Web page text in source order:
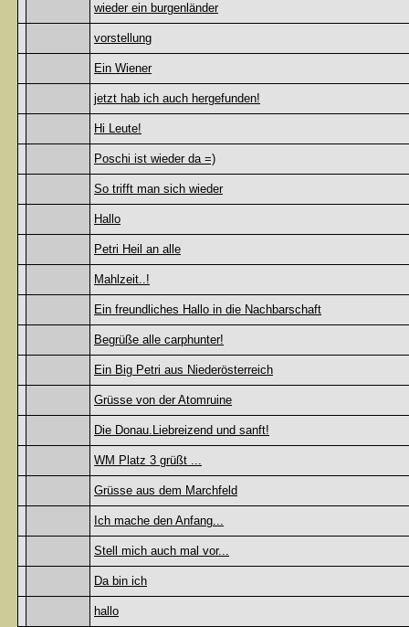
wieder ein burgenländer
vorstellung
Ein Wiener
jetzt hab ich auch hergefunden!
Hi Leute!
Poschi ist wieder da =)
So trifft man sich wieder
Hallo
Petri Heil an alle
Mahlzeit..!
Ein freundliches Hallo in die Nachbarschaft
Begrüße alle carphunter!
Ein Big Petri aus Niederösterreich
Grüsse von der Atomruine
Die Donau.Liebreizend und sanft!
WM Platz 3 grüßt ...
Grüsse aus dem Marchfeld
Ich mache den Anfang...
Stell mich auch mal vor...
Da bin ich
hallo